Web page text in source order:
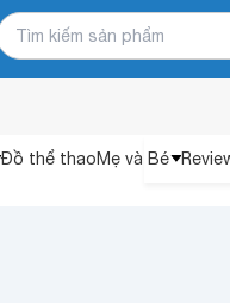
Đồ thể thaoMẹ và Bé